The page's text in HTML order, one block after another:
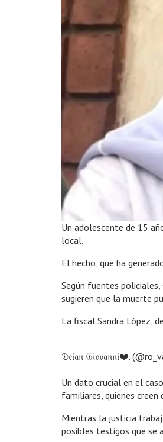
Un adolescente de 15
local.
El hecho, que ha
Según fuentes
sugieren que la muerte
La fiscal Sandra López,
𝔇𝔢𝔦𝔞𝔫 𝔊𝔦𝔬𝔳𝔞𝔫𝔫𝔦❤️.
Un dato crucial en el
familiares, quienes
Mientras la justicia
posibles testigos que se